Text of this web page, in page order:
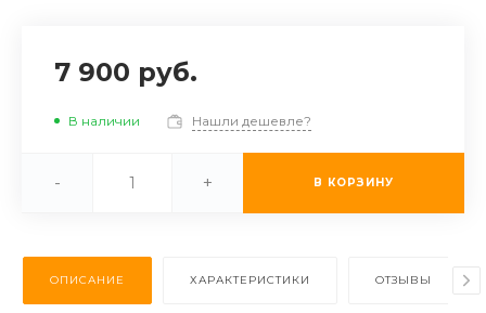
7 900 руб.
В наличии Нашли дешевле?
- + В КОРЗИНУ
ОПИСАНИЕ ХАРАКТЕРИСТИКИ ОТЗЫВЫ